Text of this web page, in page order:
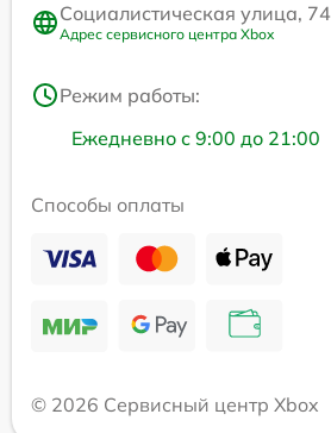
Социалистическая улица, 74
Адрес сервисного центра Xbox
Режим работы:
Ежедневно с 9:00 до 21:00
Способы оплаты
© 2026 Сервисный центр Xbox